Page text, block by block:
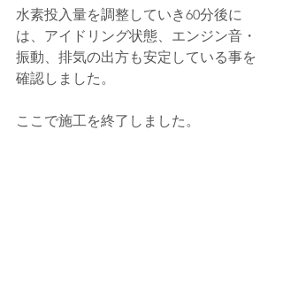
水素投入量を調整していき60分後に
は、アイドリング状態、エンジン音・
振動、排気の出方も安定している事を
確認しました。
ここで施工を終了しました。